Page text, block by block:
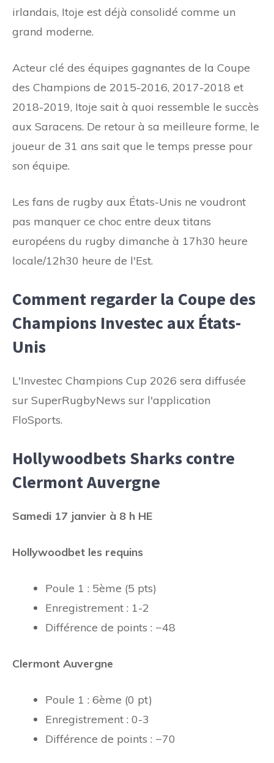
irlandais, Itoje est déjà consolidé comme un
grand moderne.
Acteur clé des équipes gagnantes de la Coupe
des Champions de 2015-2016, 2017-2018 et
2018-2019, Itoje sait à quoi ressemble le succès
aux Saracens. De retour à sa meilleure forme, le
joueur de 31 ans sait que le temps presse pour
son équipe.
Les fans de rugby aux États-Unis ne voudront
pas manquer ce choc entre deux titans
européens du rugby dimanche à 17h30 heure
locale/12h30 heure de l'Est.
Comment regarder la Coupe des
Champions Investec aux États-
Unis
L'Investec Champions Cup 2026 sera diffusée
sur SuperRugbyNews sur l'application
FloSports.
Hollywoodbets Sharks contre
Clermont Auvergne
Samedi 17 janvier à 8 h HE
Hollywoodbet les requins
Poule 1 : 5ème (5 pts)
Enregistrement : 1-2
Différence de points : −48
Clermont Auvergne
Poule 1 : 6ème (0 pt)
Enregistrement : 0-3
Différence de points : −70